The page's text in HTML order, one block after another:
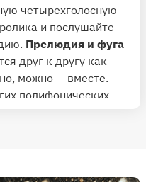
четырехголосную
и послушайте
Прелюдия и фуга
друг к другу как
можно — вместе.
полифонических
.